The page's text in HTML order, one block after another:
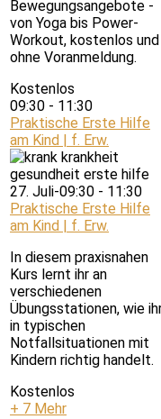
Bewegungsangebote -
von Yoga bis Power-
Workout, kostenlos und
ohne Voranmeldung.
Kostenlos
09:30 - 11:30
Praktische Erste Hilfe
am Kind | f. Erw.
27. Juli-09:30 - 11:30
Praktische Erste Hilfe
am Kind | f. Erw.
In diesem praxisnahen
Kurs lernt ihr an
verschiedenen
Übungsstationen, wie
in typischen
Notfallsituationen mit
Kindern richtig handelt.
Kostenlos
+ 7 Mehr